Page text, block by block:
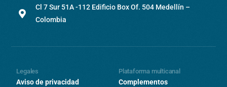
Cl 7 Sur 51A -112 Edificio Box Of. 504 Medellín –
Colombia
Legales
Aviso de privacidad
Plataforma multicanal
Complementos